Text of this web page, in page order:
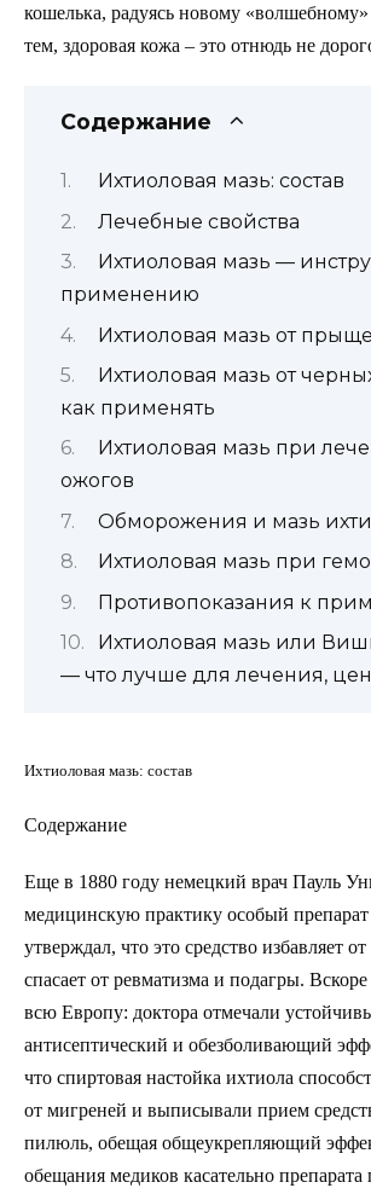
кошелька, радуясь новому
тем, здоровая кожа – это отнюдь не
Содержание
Ихтиоловая мазь: состав
Лечебные свойства
Ихтиоловая мазь —
применению
Ихтиоловая мазь от
Ихтиоловая мазь от
как применять
Ихтиоловая мазь при
ожогов
Обморожения и мазь
Ихтиоловая мазь при
Противопоказания к
Ихтиоловая мазь или
— что лучше для лечения,
Ихтиоловая мазь: состав
Содержание
Еще в 1880 году немецкий врач Пауль
медицинскую практику особый
утверждал, что это средство избавляет
спасает от ревматизма и подагры.
всю Европу: доктора отмечали
антисептический и обезболивающий
что спиртовая настойка ихтиола
от мигреней и выписывали прием
пилюль, обещая общеукрепляющий
обещания медиков касательно препарата